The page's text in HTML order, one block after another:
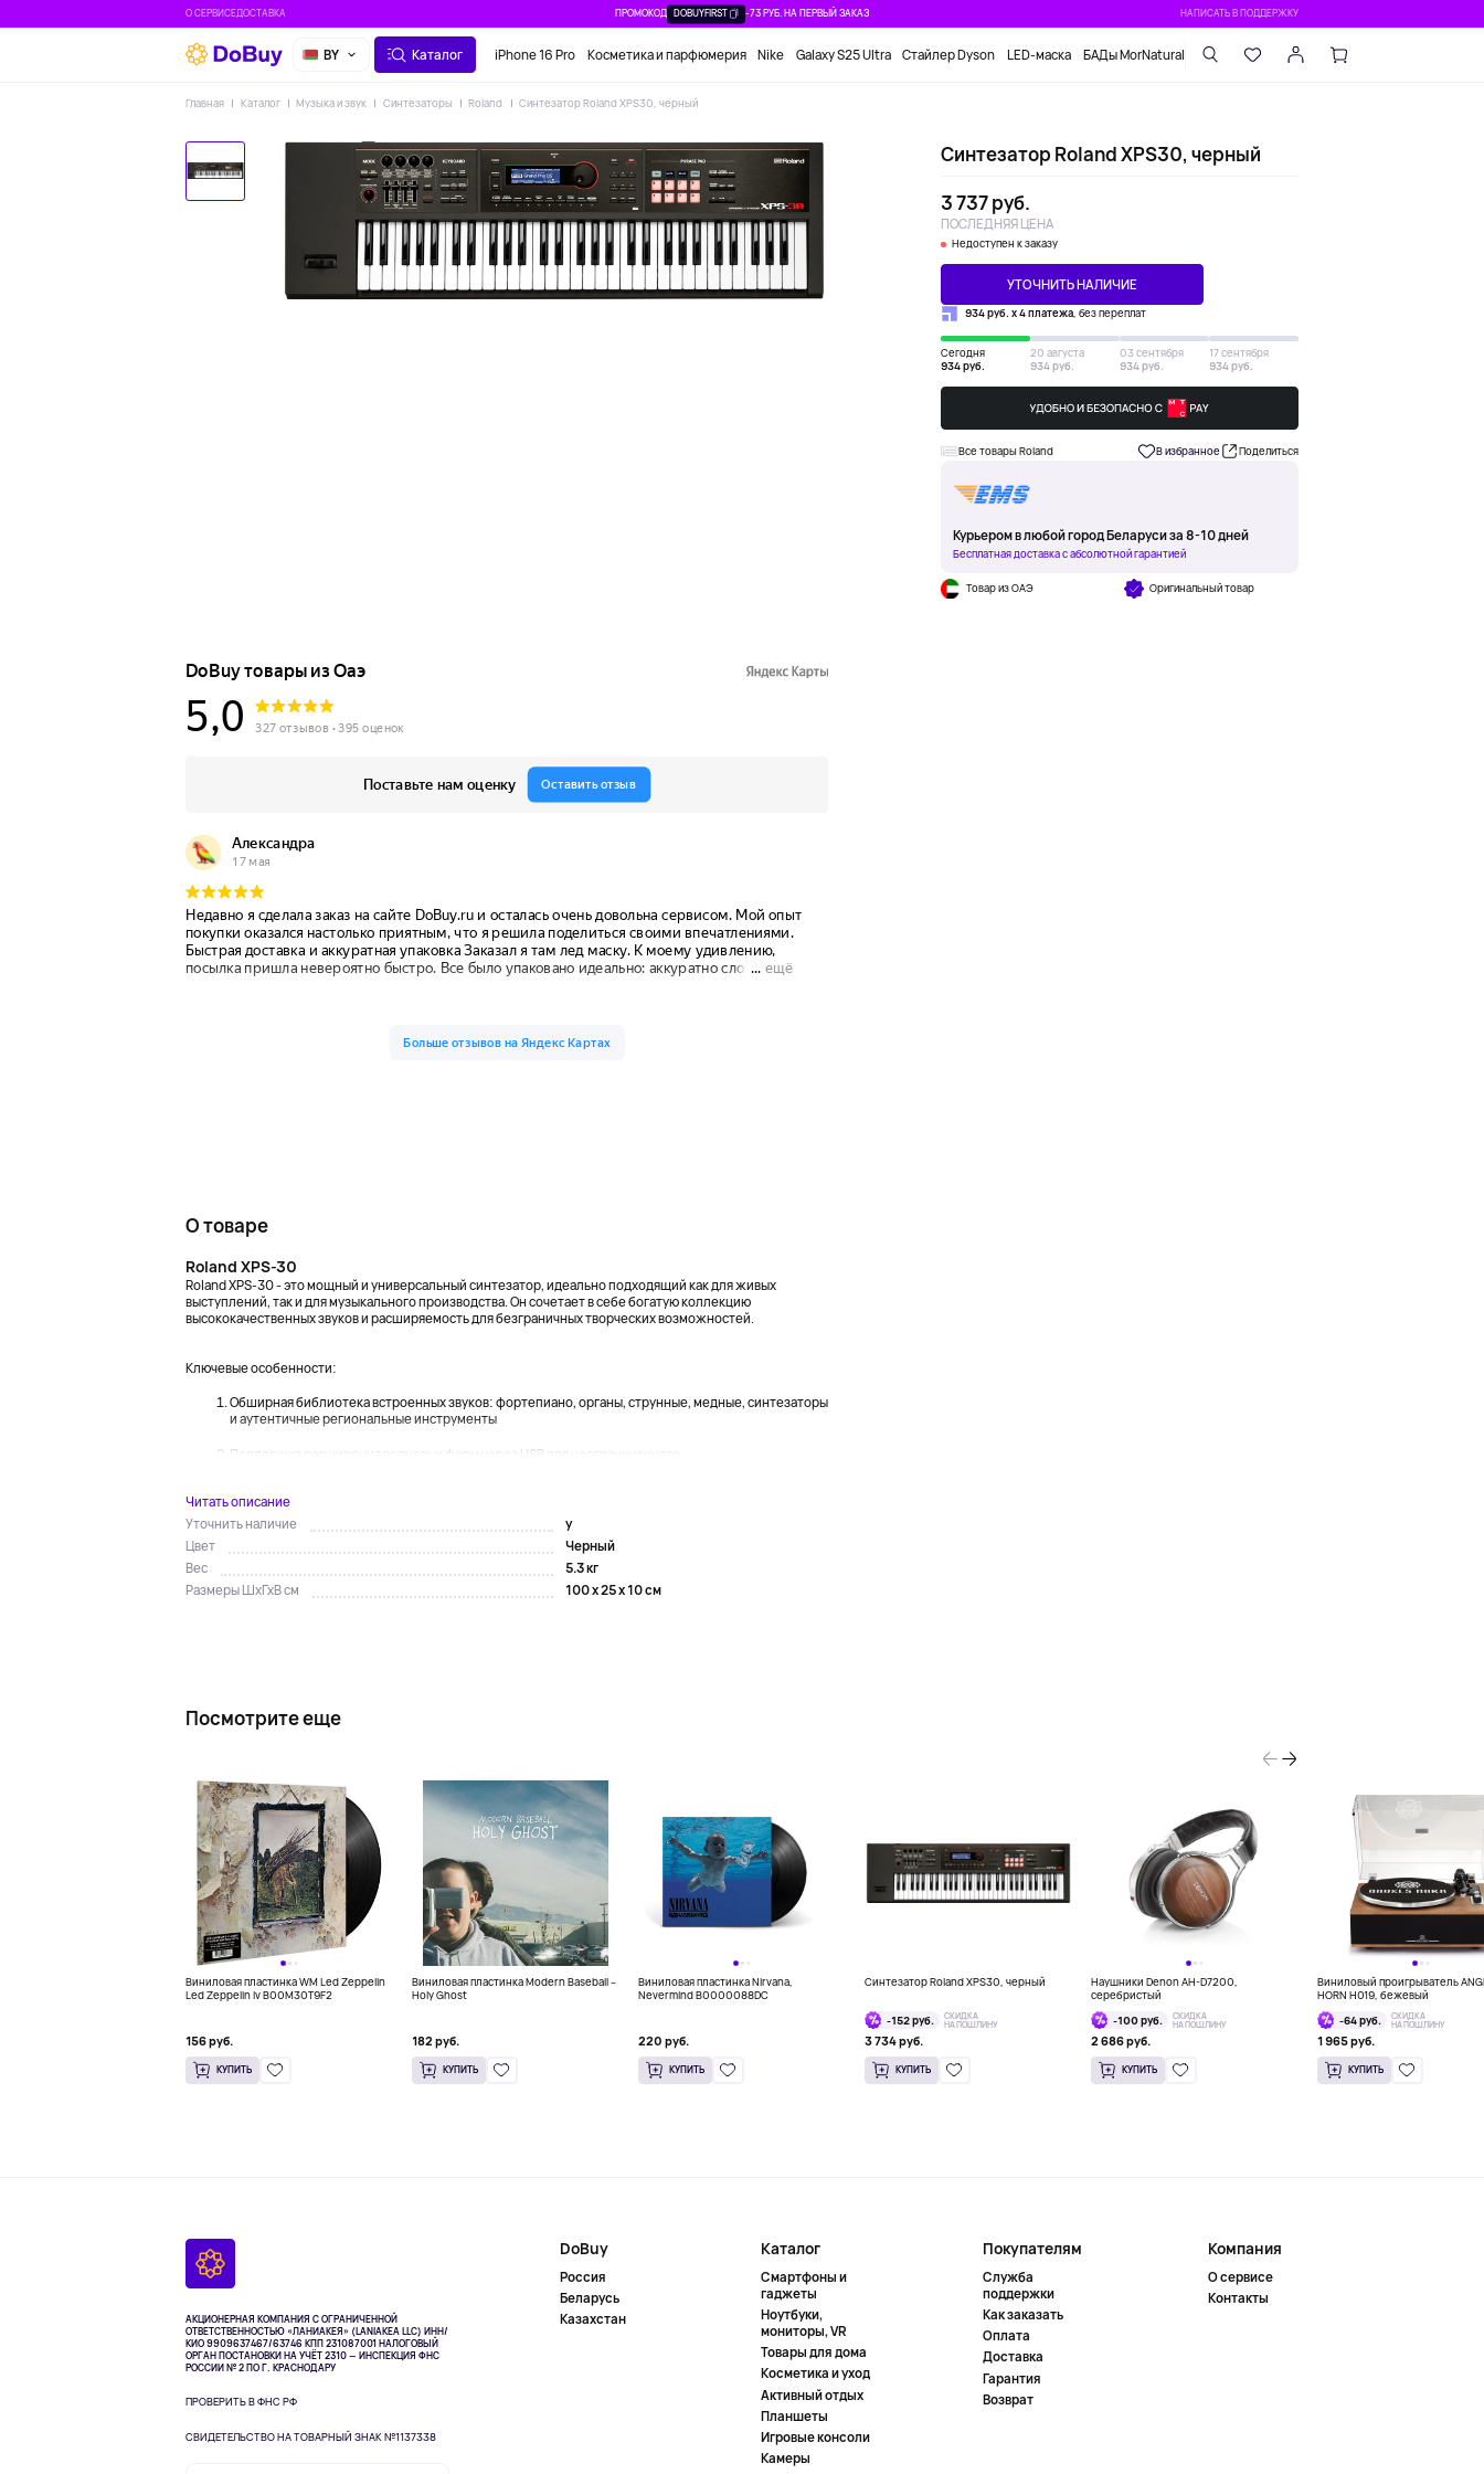
О СЕРВИСЕДОСТАВКА ПРОМОКОД DOBUYFIRST -73 РУБ. НА ПЕРВЫЙ ЗАКАЗ НАПИСАТЬ В ПОДДЕРЖКУ
BY Каталог iPhone 16 Pro Косметика и парфюмерия Nike Galaxy S25 Ultra Стайлер Dyson LED-маска БАДы MorNatural
Главная Каталог Музыка и звук Синтезаторы Roland Синтезатор Roland XPS30, черный
Синтезатор Roland XPS30, черный
3 737 руб.
ПОСЛЕДНЯЯ ЦЕНА
Недоступен к заказу
УТОЧНИТЬ НАЛИЧИЕ
934 руб. х 4 платежа, без переплат
Сегодня
934 руб.
20 августа
934 руб.
03 сентября
934 руб.
17 сентября
934 руб.
Все товары Roland В избранное Поделиться
Курьером в любой город Беларуси за 8-10 дней
Бесплатная доставка с абсолютной гарантией
Товар из ОАЭ Оригинальный товар
О товаре
Roland XPS-30
Roland XPS-30 - это мощный и универсальный синтезатор, идеально подходящий как для живых
выступлений, так и для музыкального производства. Он сочетает в себе богатую коллекцию
высококачественных звуков и расширяемость для безграничных творческих возможностей.
Ключевые особенности:
Обширная библиотека встроенных звуков: фортепиано, органы, струнные, медные, синтезаторы
и аутентичные региональные инструменты
Поддержка расширения волновых форм через USB для неограниченного...
Читать описание
Уточнить наличие
y
Цвет
Черный
Вес
5.3 кг
Размеры ШхГхВ см
100 x 25 x 10 см
Посмотрите еще
Виниловая пластинка WM Led Zeppelin
Led Zeppelin Iv B00M30T9F2
156 руб.
КУПИТЬ
Виниловая пластинка Modern Baseball –
Holy Ghost
182 руб.
КУПИТЬ
Виниловая пластинка Nirvana,
Nevermind B0000088DC
220 руб.
КУПИТЬ
Синтезатор Roland XPS30, черный
-152 руб.
СКИДКА
НА ПОШЛИНУ
3 734 руб.
КУПИТЬ
Наушники Denon AH-D7200,
серебристый
-100 руб.
СКИДКА
НА ПОШЛИНУ
2 686 руб.
КУПИТЬ
Виниловый проигрыватель
HORN H019, бежевый
-64 руб.
СКИДКА
НА ПОШЛИНУ
1 965 руб.
КУПИТЬ
АКЦИОНЕРНАЯ КОМПАНИЯ С ОГРАНИЧЕННОЙ
ОТВЕТСТВЕННОСТЬЮ «ЛАНИАКЕЯ» (LANIAKEA LLC) ИНН/
КИО 9909637467/63746 КПП 231087001НАЛОГОВЫЙ
ОРГАН ПОСТАНОВКИ НА УЧЁТ 2310 — ИНСПЕКЦИЯ ФНС
РОССИИ № 2 ПО Г. КРАСНОДАРУ
ПРОВЕРИТЬ В ФНС РФ
СВИДЕТЕЛЬСТВО НА ТОВАРНЫЙ ЗНАК №1137338
DoBuy
Россия
Беларусь
Казахстан
Каталог
Смартфоны и
гаджеты
Ноутбуки,
мониторы, VR
Товары для дома
Косметика и уход
Активный отдых
Планшеты
Игровые консоли
Камеры
Покупателям
Служба
поддержки
Как заказать
Оплата
Доставка
Гарантия
Возврат
Компания
О сервисе
Контакты